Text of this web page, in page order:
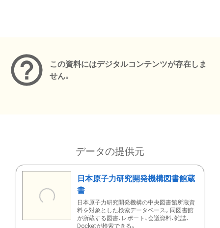
この資料にはデジタルコンテンツが存在しま
せん。
データの提供元
日本原子力研究開発機構図書館蔵
書
日本原子力研究開発機構の中央図書館所蔵資
料を対象とした検索データベース。同図書館
が所蔵する図書、レポート、会議資料、雑誌、
Docketが検索できる。